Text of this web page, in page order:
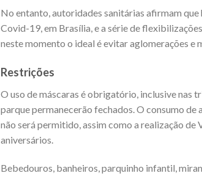
No entanto, autoridades sanitárias afirmam
Covid-19, em Brasília, e a série de
neste momento o ideal é evitar aglomerações e
Restrições
O uso de máscaras é obrigatório, inclusive nas
parque permanecerão fechados. O consumo
não será permitido, assim como a realização
aniversários.
Bebedouros, banheiros, parquinho infantil,